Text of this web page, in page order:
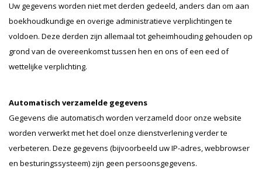
Uw gegevens worden niet met derden gedeeld, anders dan om aan
boekhoudkundige en overige administratieve verplichtingen te
voldoen. Deze derden zijn allemaal tot geheimhouding gehouden op
grond van de overeenkomst tussen hen en ons of een eed of
wettelijke verplichting.
Automatisch verzamelde gegevens
Gegevens die automatisch worden verzameld door onze website
worden verwerkt met het doel onze dienstverlening verder te
verbeteren. Deze gegevens (bijvoorbeeld uw IP-adres, webbrowser
en besturingssysteem) zijn geen persoonsgegevens.